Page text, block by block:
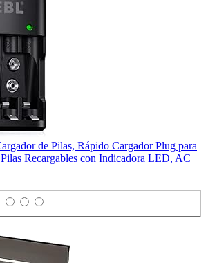
de Pilas, Rápido Cargador Plug para
Recargables con Indicadora LED, AC